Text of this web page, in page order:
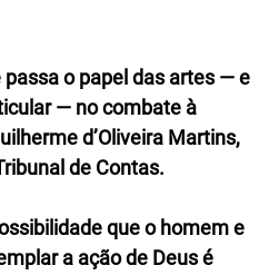
passa o papel das artes — e
— no combate à
d’Oliveira Martins,
de Contas.
que o homem e
a ação de Deus é